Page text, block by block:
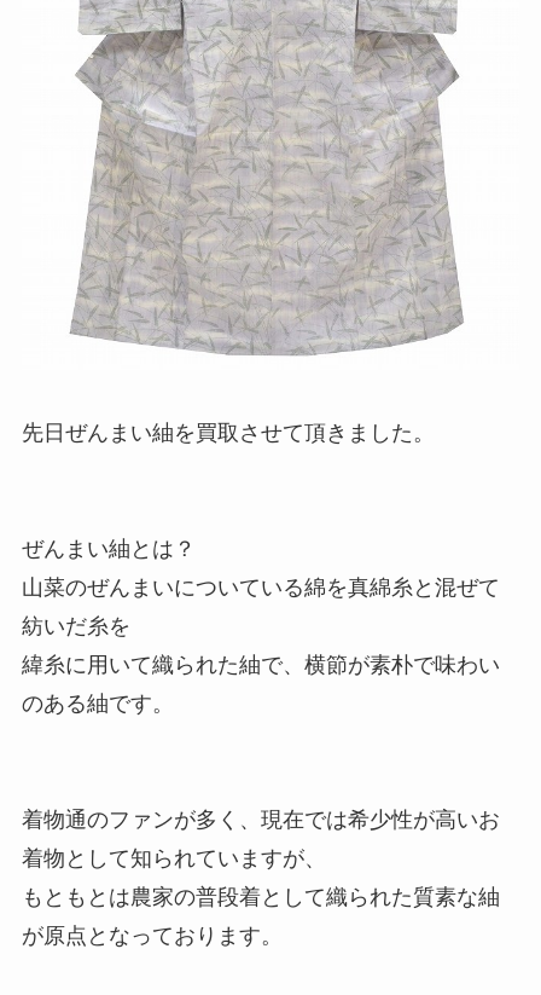
先日ぜんまい紬を買取させて頂きました。
ぜんまい紬とは？
山菜のぜんまいについている綿を真綿糸と混ぜて
紡いだ糸を
緯糸に用いて織られた紬で、横節が素朴で味わい
のある紬です。
着物通のファンが多く、現在では希少性が高いお
着物として知られていますが、
もともとは農家の普段着として織られた質素な紬
が原点となっております。